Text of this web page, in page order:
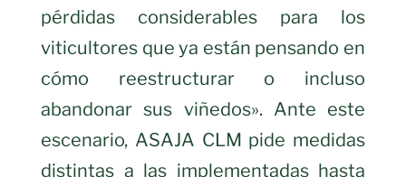
pérdidas considerables para los
viticultores que ya están pensando en
cómo reestructurar o incluso
abandonar sus viñedos». Ante este
escenario, ASAJA CLM pide medidas
distintas a las implementadas hasta